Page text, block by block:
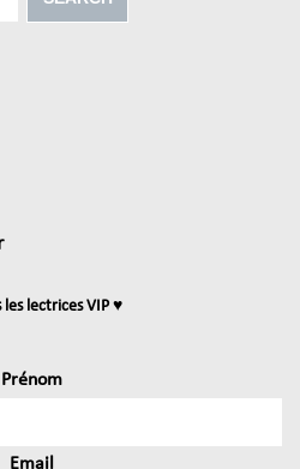
les lectrices VIP ♥
Prénom
Email